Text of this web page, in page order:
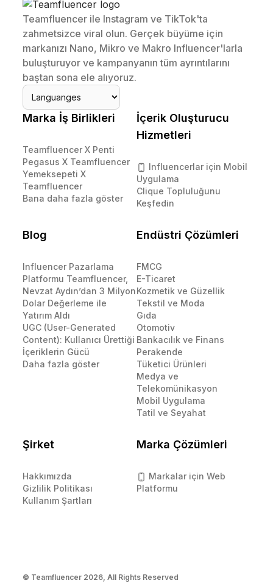
Teamfluencer ile Instagram ve TikTok'ta
zahmetsizce viral olun. Gerçek büyüme için
markanızı Nano, Mikro ve Makro Influencer'larla
buluşturuyor ve kampanyanın tüm ayrıntılarını
baştan sona ele alıyoruz.
Marka İş Birlikleri
Teamfluencer X Penti
Pegasus X Teamfluencer
Yemeksepeti X
Teamfluencer
Bana daha fazla göster
İçerik Oluşturucu
Hizmetleri
Influencerlar için Mobil
Uygulama
Clique Topluluğunu
Keşfedin
Blog
Influencer Pazarlama
Platformu Teamfluencer,
Nevzat Aydın’dan 3 Milyon
Dolar Değerleme ile
Yatırım Aldı
UGC (User-Generated
Content): Kullanıcı Ürettiği
İçeriklerin Gücü
Daha fazla göster
Endüstri Çözümleri
FMCG
E-Ticaret
Kozmetik ve Güzellik
Tekstil ve Moda
Gıda
Otomotiv
Bankacılık ve Finans
Perakende
Tüketici Ürünleri
Medya ve
Telekomünikasyon
Mobil Uygulama
Tatil ve Seyahat
Şirket
Hakkımızda
Gizlilik Politikası
Kullanım Şartları
Marka Çözümleri
Markalar için Web
Platformu
© Teamfluencer 2026, All Rights Reserved